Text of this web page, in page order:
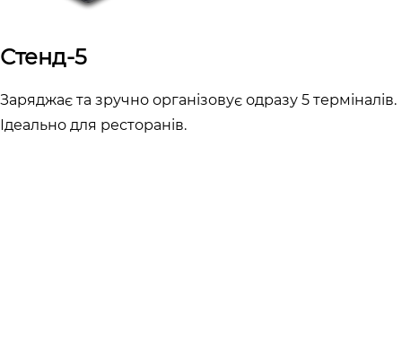
Стенд-5
Заряджає та зручно організовує одразу 5 терміналів.
Ідеально для ресторанів.